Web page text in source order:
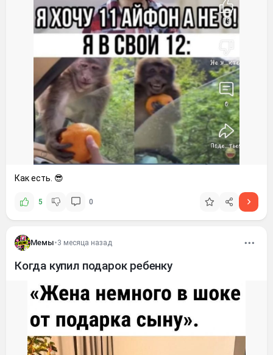
Как есть. 😎
5 0
Мемы•3 месяца назад
Когда купил подарок ребенку